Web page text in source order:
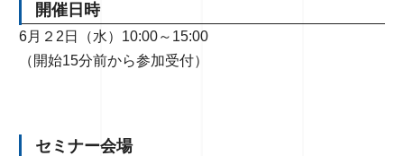
開催日時
6月２2日（水）10:00～15:00
（開始15分前から参加受付）
セミナー会場